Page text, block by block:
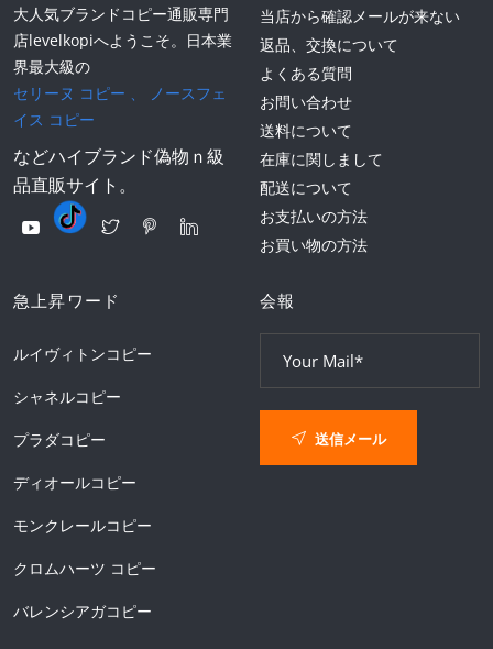
大人気ブランドコピー通販専門
店levelkopiへようこそ。日本業
界最大級の
セリーヌ コピー 、
ノースフェ
イス コピー
などハイブランド偽物ｎ級
品直販サイト。
当店から確認メールが来ない
返品、交換について
よくある質問
お問い合わせ
送料について
在庫に関しまして
配送について
お支払いの方法
お買い物の方法
急上昇ワード
ルイヴィトンコピー
シャネルコピー
プラダコピー
ディオールコピー
モンクレールコピー
クロムハーツ コピー
バレンシアガコピー
会報
送信メール